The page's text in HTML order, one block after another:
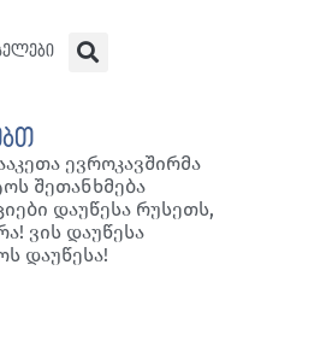
ევროკავშირმა
შეთანხმება
დაუწესა რუსეთს,
ვის დაუწესა
დაუწესა!